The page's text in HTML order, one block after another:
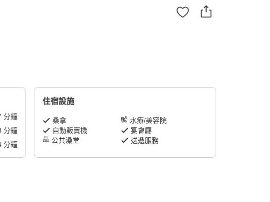
分鐘
分鐘
分鐘
住宿設施
桑拿
水療/美容院
自動販賣機
宴會廳
公共澡堂
送遞服務